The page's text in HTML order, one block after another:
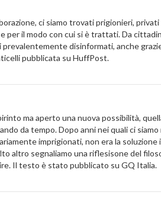
ci siamo trovati prigionieri,
per il modo con cui si è trattati. Da
disinformati, anche
pubblicata su HuffPost.
ma aperto una nuova possibilità,
da tempo. Dopo anni nei quali ci
imprigionati, non era la
altro segnaliamo una riflesisone del
Il testo è stato pubblicato su GQ Italia.